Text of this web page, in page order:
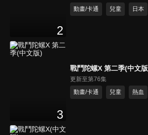
2
動畫/卡通 兒童 日本
3
戰鬥陀螺X 第二季(中文
更新至第76集
動畫/卡通
兒童 熱血